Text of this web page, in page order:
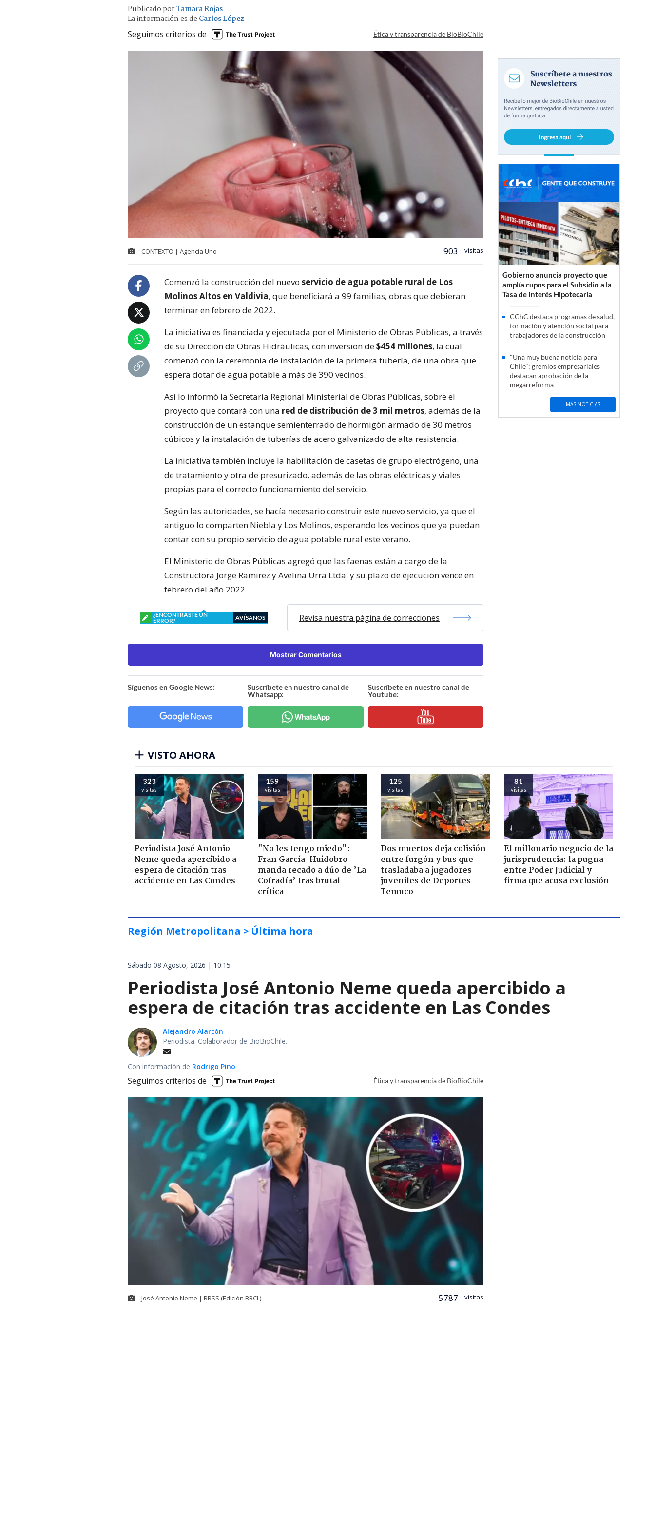
Publicado porTamara Rojas
La información es de Carlos López
Seguimos criterios de Ética y transparencia de BioBioChile
CONTEXTO | Agencia Uno 903 visitas
Comenzó la construcción del nuevo servicio de agua potable rural de Los
Molinos Altos en Valdivia, que beneficiará a 99 familias, obras que debieran
terminar en febrero de 2022.
La iniciativa es financiada y ejecutada por el Ministerio de Obras Públicas, a través
de su Dirección de Obras Hidráulicas, con inversión de$454 millones, la cual
comenzó con la ceremonia de instalación de la primera tubería, de una obra que
espera dotar de agua potable a más de 390 vecinos.
Así lo informó la Secretaría Regional Ministerial de Obras Públicas, sobre el
proyecto que contará con una red de distribución de 3 mil metros, además de la
construcción de un estanque semienterrado de hormigón armado de 30 metros
cúbicos y la instalación de tuberías de acero galvanizado de alta resistencia.
La iniciativa también incluye la habilitación de casetas de grupo electrógeno, una
de tratamiento y otra de presurizado, además de las obras eléctricas y viales
propias para el correcto funcionamiento del servicio.
Según las autoridades, se hacía necesario construir este nuevo servicio, ya que el
antiguo lo comparten Niebla y Los Molinos, esperando los vecinos que ya puedan
contar con su propio servicio de agua potable rural este verano.
El Ministerio de Obras Públicas agregó que las faenas están a cargo de la
Constructora Jorge Ramírez y Avelina Urra Ltda, y su plazo de ejecución vence en
febrero del año 2022.
¿ENCONTRASTE UN
ERROR?
AVÍSANOS Revisa nuestra página de correcciones
Mostrar Comentarios
Síguenos en Google News:
Suscríbete en nuestro canal de
Whatsapp:
Suscríbete en nuestro canal de
Youtube:
Gobierno anuncia proyecto que
amplía cupos para el Subsidio a la
Tasa de Interés Hipotecaria
CChC destaca programas de salud,
formación y atención social para
trabajadores de la construcción
"Una muy buena noticia para
Chile": gremios empresariales
destacan aprobación de la
megarreforma
MÁS NOTICIAS
VISTO AHORA
323
visitas
Periodista José Antonio
Neme queda apercibido a
espera de citación tras
accidente en Las Condes
159
visitas
"No les tengo miedo":
Fran García-Huidobro
manda recado a dúo de ’La
Cofradía’ tras brutal
crítica
125
visitas
Dos muertos deja colisión
entre furgón y bus que
trasladaba a jugadores
juveniles de Deportes
Temuco
81
visitas
El millonario negocio de la
jurisprudencia: la pugna
entre Poder Judicial y
firma que acusa exclusión
Región Metropolitana > Última hora
Sábado 08 Agosto, 2026 | 10:15
Periodista José Antonio Neme queda apercibido a
espera de citación tras accidente en Las Condes
Alejandro Alarcón
Periodista. Colaborador de BioBioChile.
Con información de Rodrigo Pino
Seguimos criterios de Ética y transparencia de BioBioChile
José Antonio Neme | RRSS (Edición BBCL) 5787 visitas